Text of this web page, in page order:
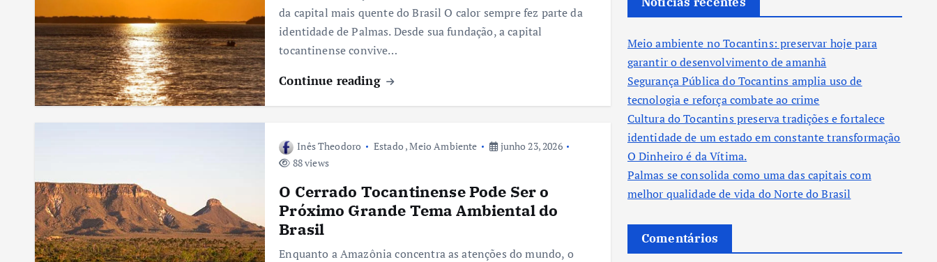
da capital mais quente do Brasil O calor sempre fez parte da
identidade de Palmas. Desde sua fundação, a capital
tocantinense convive…
Continue reading
Inês Theodoro Estado ,Meio Ambiente
junho 23, 2026
88 views
O Cerrado Tocantinense Pode Ser o
Próximo Grande Tema Ambiental do
Brasil
Enquanto a Amazônia concentra as atenções do mundo, o
Meio ambiente no Tocantins: preservar hoje para
garantir o desenvolvimento de amanhã
Segurança Pública do Tocantins amplia uso de
tecnologia e reforça combate ao crime
Cultura do Tocantins preserva tradições e fortalece
identidade de um estado em constante transformação
O Dinheiro é da Vítima.
Palmas se consolida como uma das capitais com
melhor qualidade de vida do Norte do Brasil
Comentários